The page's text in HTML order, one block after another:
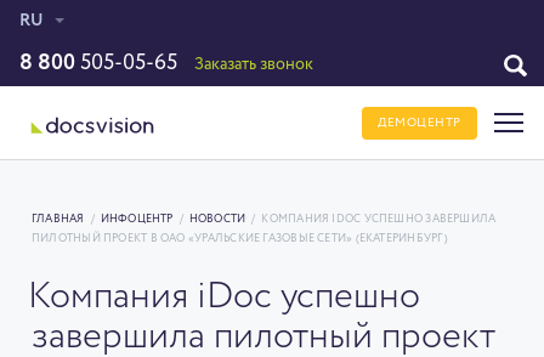
RU
8 800 505-05-65 Заказать звонок
ДЕМОЦЕНТР
ГЛАВНАЯ / ИНФОЦЕНТР / НОВОСТИ /
КОМПАНИЯ IDOC УСПЕШНО ЗАВЕРШИЛА
ПИЛОТНЫЙ ПРОЕКТ В ОАО «УРАЛЬСКИЕ ГАЗОВЫЕ СЕТИ» (ЕКАТЕРИНБУРГ)
Компания iDoc успешно
завершила пилотный проект